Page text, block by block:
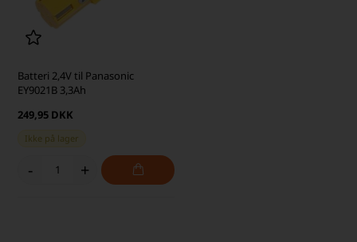
Batteri 2,4V til Panasonic
EY9021B 3,3Ah
249,95 DKK
Ikke på lager
- +